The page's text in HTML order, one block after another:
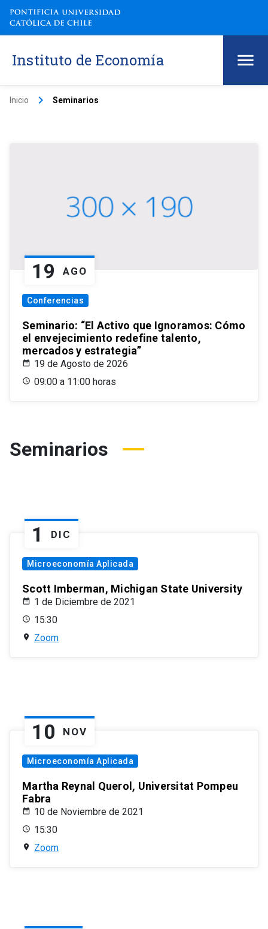
Instituto de Economía
Inicio keyboard_arrow_right Seminarios
19 AGO
Conferencias
Seminario: “El Activo que Ignoramos: Cómo
el envejecimiento redefine talento,
mercados y estrategia”
19 de Agosto de 2026
09:00 a 11:00 horas
Seminarios
1 DIC
Microeconomía Aplicada
Scott Imberman, Michigan State University
1 de Diciembre de 2021
15:30
Zoom
10 NOV
Microeconomía Aplicada
Martha Reynal Querol, Universitat Pompeu
Fabra
10 de Noviembre de 2021
15:30
Zoom